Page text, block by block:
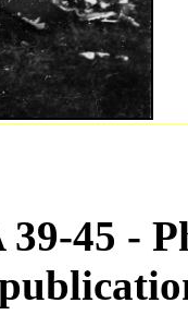
39-45 -